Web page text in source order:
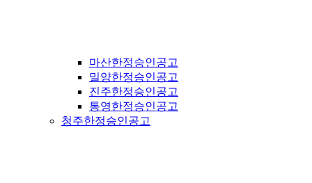
마산한정승인공고
밀양한정승인공고
진주한정승인공고
통영한정승인공고
청주한정승인공고